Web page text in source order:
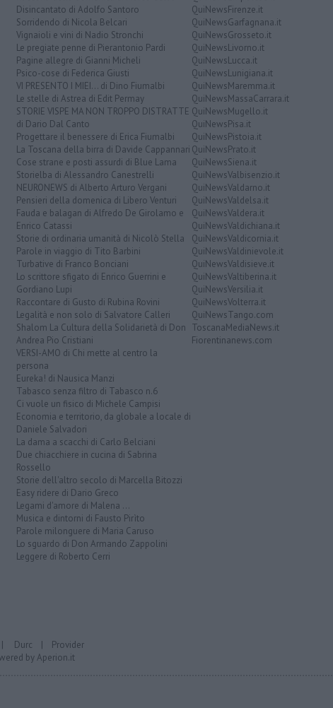
Disincantato di Adolfo Santoro
Sorridendo di Nicola Belcari
Vignaioli e vini di Nadio Stronchi
Le pregiate penne di Pierantonio Pardi
Pagine allegre di Gianni Micheli
Psico-cose di Federica Giusti
VI PRESENTO I MIEI... di Dino Fiumalbi
Le stelle di Astrea di Edit Permay
STORIE VISPE MA NON TROPPO DISTRATTE
di Dario Dal Canto
Progettare il benessere di Erica Fiumalbi
La Toscana della birra di Davide Cappannari
Cose strane e posti assurdi di Blue Lama
Storielba di Alessandro Canestrelli
NEURONEWS di Alberto Arturo Vergani
Pensieri della domenica di Libero Venturi
Fauda e balagan di Alfredo De Girolamo e
Enrico Catassi
Storie di ordinaria umanità di Nicolò Stella
Parole in viaggio di Tito Barbini
Turbative di Franco Bonciani
Lo scrittore sfigato di Enrico Guerrini e
Gordiano Lupi
Raccontare di Gusto di Rubina Rovini
Legalità e non solo di Salvatore Calleri
Shalom La Cultura della Solidarietà di Don
Andrea Pio Cristiani
VERSI-AMO di Chi mette al centro la
persona
Eureka! di Nausica Manzi
Tabasco senza filtro di Tabasco n.6
Ci vuole un fisico di Michele Campisi
Economia e territorio, da globale a locale di
Daniele Salvadori
La dama a scacchi di Carlo Belciani
Due chiacchiere in cucina di Sabrina
Rossello
Storie dell'altro secolo di Marcella Bitozzi
Easy ridere di Dario Greco
Legami d'amore di Malena ...
Musica e dintorni di Fausto Pirìto
Parole milonguere di Maria Caruso
Lo sguardo di Don Armando Zappolini
Leggere di Roberto Cerri
QuiNewsFirenze.it
QuiNewsGarfagnana.it
QuiNewsGrosseto.it
QuiNewsLivorno.it
QuiNewsLucca.it
QuiNewsLunigiana.it
QuiNewsMaremma.it
QuiNewsMassaCarrara.it
QuiNewsMugello.it
QuiNewsPisa.it
QuiNewsPistoia.it
QuiNewsPrato.it
QuiNewsSiena.it
QuiNewsValbisenzio.it
QuiNewsValdarno.it
QuiNewsValdelsa.it
QuiNewsValdera.it
QuiNewsValdichiana.it
QuiNewsValdicornia.it
QuiNewsValdinievole.it
QuiNewsValdisieve.it
QuiNewsValtiberina.it
QuiNewsVersilia.it
QuiNewsVolterra.it
QuiNewsTango.com
ToscanaMediaNews.it
Fiorentinanews.com
Durc | Provider
byAperion.it